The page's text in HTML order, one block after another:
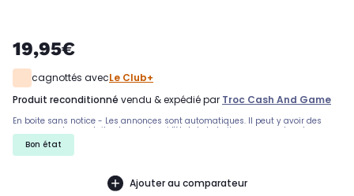
19,95€
cagnottés avecLe Club+
produit reconditionné vendu & expédié par Troc Cash And Game
En boite sans notice - Les annonces sont automatiques. Il peut y avoir des
rayures sur les produits, demandez si l'état de la boite par exemple est
important. Nous ne pouvons pas tout detailler
Bon état
Ajouter au comparateur